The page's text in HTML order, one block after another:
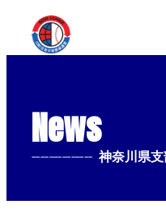
News
-------------- 神奈川県